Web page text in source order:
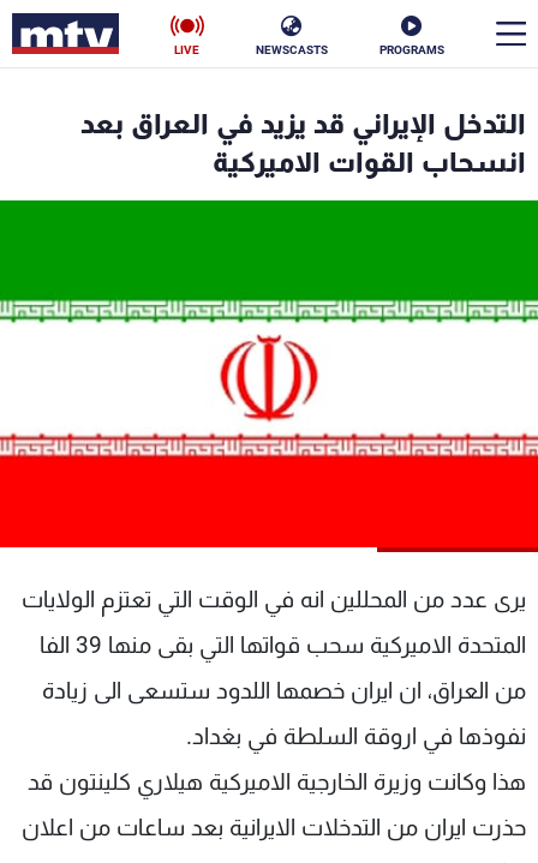
PROGRAMS
NEWSCASTS
LIVE
التدخل الإيراني قد يزيد في العراق بعد
انسحاب القوات الاميركية
يرى عدد من المحللين انه في الوقت التي تعتزم الولايات
المتحدة الاميركية سحب قواتها التي بقى منها 39 الفا
من العراق، ان ايران خصمها اللدود ستسعى الى زيادة
نفوذها في اروقة السلطة في بغداد.
هذا وكانت وزيرة الخارجية الاميركية هيلاري كلينتون قد
حذرت ايران من التدخلات الايرانية بعد ساعات من اعلان
الأخبار
منوعات رياضة
الترددات
الإنـتـاج
لاعلاناتكم
تواصل معنا
شروط الإسـتخدام
سياسة الخصوصية